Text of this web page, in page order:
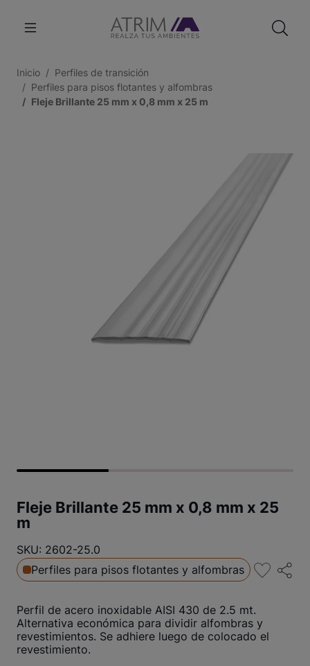
Inicio
Perfiles de transición
Perfiles para pisos flotantes y alfombras
Fleje Brillante 25 mm x 0,8 mm x 25 m
Fleje Brillante 25 mm x 0,8 mm x 25
m
SKU: 2602-25.0
Perfiles para pisos flotantes y alfombras
Perfil de acero inoxidable AISI 430 de 2.5 mt.
Alternativa económica para dividir alfombras y
revestimientos. Se adhiere luego de colocado el
revestimiento.